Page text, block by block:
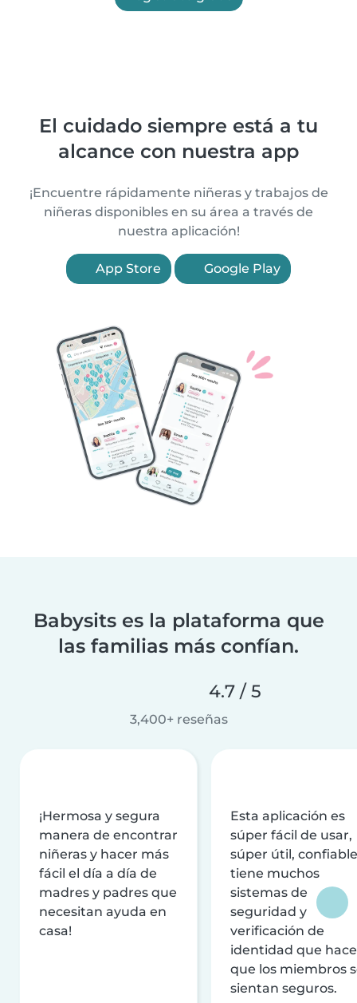
El cuidado siempre está a tu
alcance con nuestra app
¡Encuentre rápidamente niñeras y trabajos de
niñeras disponibles en su área a través de
nuestra aplicación!
App Store Google Play
Babysits es la plataforma que
las familias más confían.
4.7 / 5
3,400+ reseñas
¡Hermosa y segura
manera de encontrar
niñeras y hacer más
fácil el día a día de
madres y padres que
necesitan ayuda en
casa!
Esta aplicación es
súper fácil de usar,
súper útil,
tiene muchos
sistemas de
seguridad y
verificación de
identidad que
que los miembros
sientan seguros.